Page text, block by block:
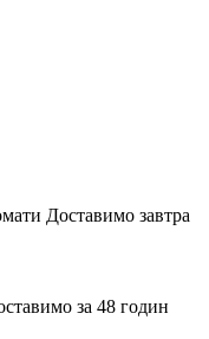
Доставимо завтра
за 48 годин